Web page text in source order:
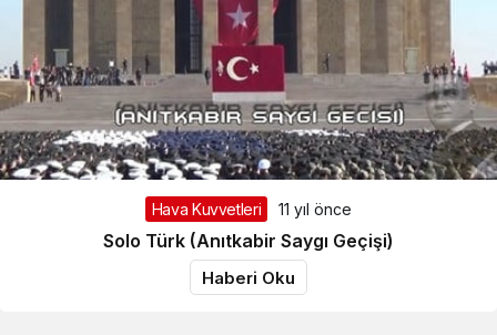
Hava Kuvvetleri 11 yıl önce
Solo Türk (Anıtkabir Saygı Geçişi)
Haberi Oku